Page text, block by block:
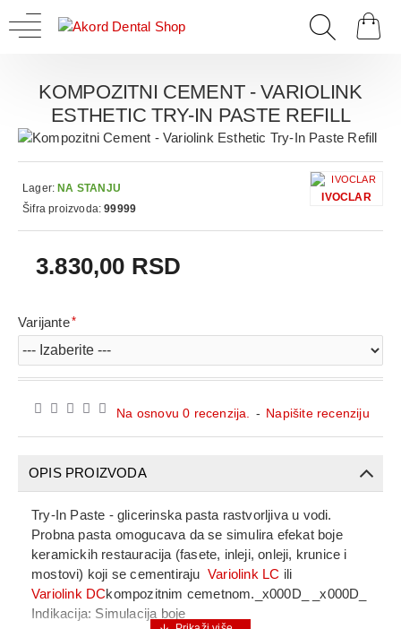
KOMPOZITNI CEMENT - VARIOLINK
ESTHETIC TRY-IN PASTE REFILL
Na osnovu 0 recenzija. - Napišite recenziju
3.830,00 RSD
Lager: NA STANJU
Šifra proizvoda: 99999
IVOCLAR
Varijante
OPIS PROIZVODA
Try-In Paste - glicerinska pasta rastvorljiva u vodi.
Probna pasta omogucava da se simulira efekat boje
keramickih restauracija (fasete, inleji, onleji, krunice i
mostovi) koji se cementiraju Variolink LC ili
Variolink DCkompozitnim cemetnom._x000D_ _x000D_
Indikacija: Simulacija boje